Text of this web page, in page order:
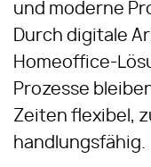
und moderne
Durch digitale
Homeoffice-
Prozesse
Zeiten flexibel,
handlungsfähig.